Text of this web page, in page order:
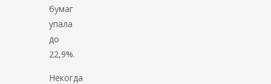
бумаг
упала
до
22,9%.
Некогда